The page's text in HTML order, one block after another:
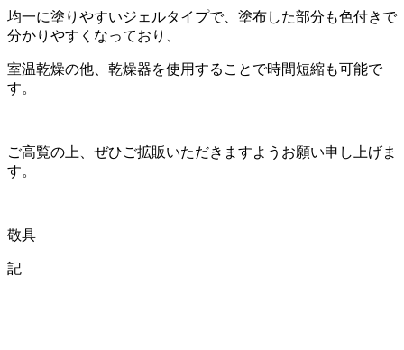
均一に塗りやすいジェルタイプで、塗布した部分も色付きで
分かりやすくなっており、
室温乾燥の他、乾燥器を使用することで時間短縮も可能で
す。
ご高覧の上、ぜひご拡販いただきますようお願い申し上げま
す。
敬具
記